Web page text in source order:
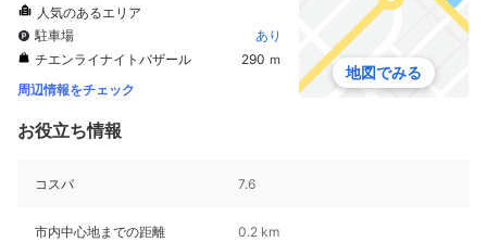
人気のあるエリア
駐車場
あり
チエンライナイトバザール
290 ｍ
周辺情報をチェック
地図でみる
お役立ち情報
コスパ 7.6
市内中心地までの距離 0.2 km